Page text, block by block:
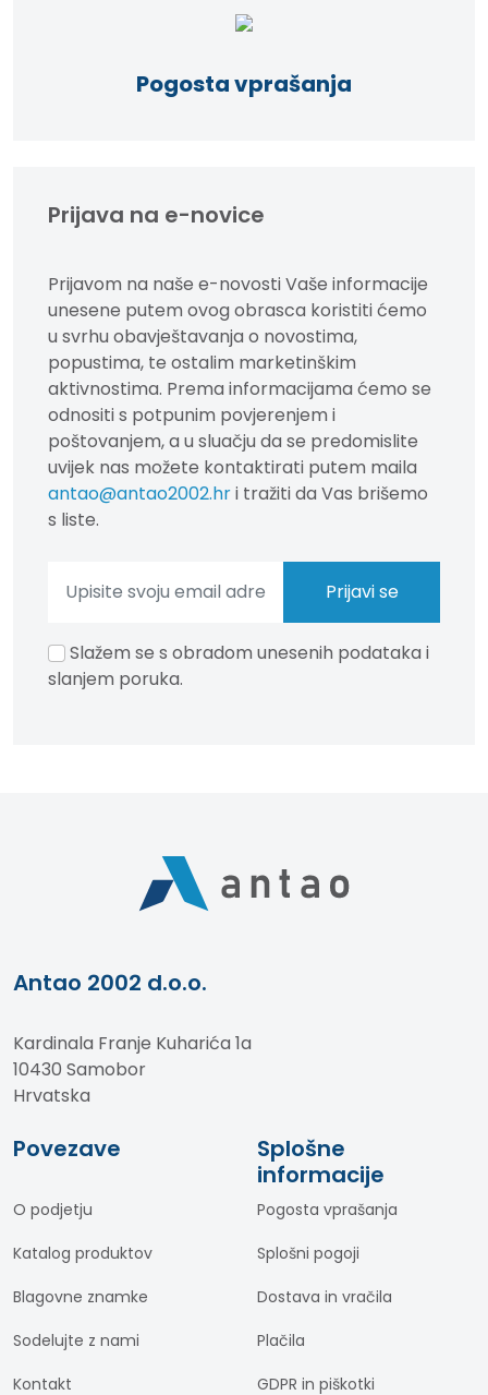
Pogosta vprašanja
Prijava na e-novice
Prijavom na naše e-novosti Vaše informacije
unesene putem ovog obrasca koristiti ćemo
u svrhu obavještavanja o novostima,
popustima, te ostalim marketinškim
aktivnostima. Prema informacijama ćemo se
odnositi s potpunim povjerenjem i
poštovanjem, a u sluačju da se predomislite
uvijek nas možete kontaktirati putem maila
antao@antao2002.hri tražiti da Vas brišemo
s liste.
Slažem se s obradom unesenih podataka i
slanjem poruka.
Antao 2002 d.o.o.
Kardinala Franje Kuharića 1a
10430 Samobor
Hrvatska
Povezave
O podjetju
Katalog produktov
Blagovne znamke
Sodelujte z nami
Kontakt
Splošne
informacije
Pogosta vprašanja
Splošni pogoji
Dostava in vračila
Plačila
GDPR in piškotki